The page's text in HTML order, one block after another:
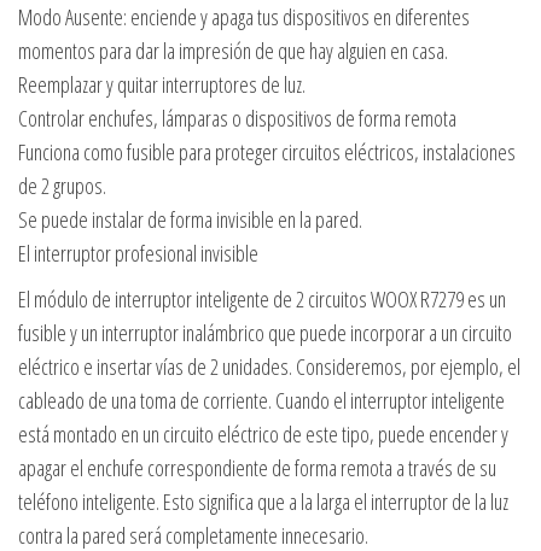
Modo Ausente: enciende y apaga tus dispositivos en diferentes
momentos para dar la impresión de que hay alguien en casa.
Reemplazar y quitar interruptores de luz.
Controlar enchufes, lámparas o dispositivos de forma remota
Funciona como fusible para proteger circuitos eléctricos, instalaciones
de 2 grupos.
Se puede instalar de forma invisible en la pared.
El interruptor profesional invisible
El módulo de interruptor inteligente de 2 circuitos WOOX R7279 es un
fusible y un interruptor inalámbrico que puede incorporar a un circuito
eléctrico e insertar vías de 2 unidades. Consideremos, por ejemplo, el
cableado de una toma de corriente. Cuando el interruptor inteligente
está montado en un circuito eléctrico de este tipo, puede encender y
apagar el enchufe correspondiente de forma remota a través de su
teléfono inteligente. Esto significa que a la larga el interruptor de la luz
contra la pared será completamente innecesario.